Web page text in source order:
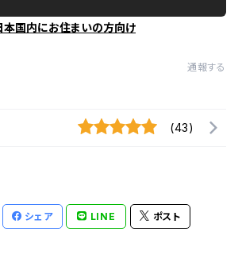
本国内にお住まいの方向け
通報する
(43)
シェア LINE ポスト